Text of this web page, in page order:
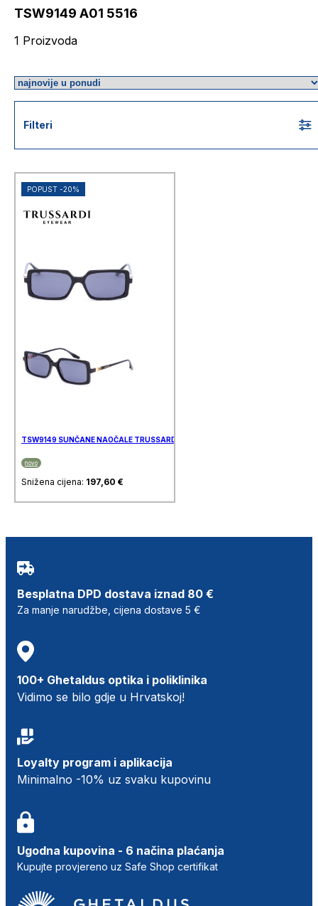
TSW9149 A01 5516
1 Proizvoda
Filteri
POPUST -20%
TSW9149 SUNČANE NAOČALE TRUSSARDI
novo
Snižena cijena: 197,60 €
Besplatna DPD dostava iznad 80 €
Za manje narudžbe, cijena dostave 5 €
100+ Ghetaldus optika i poliklinika
Vidimo se bilo gdje u Hrvatskoj!
Loyalty program i aplikacija
Minimalno -10% uz svaku kupovinu
Ugodna kupovina - 6 načina plaćanja
Kupujte provjereno uz Safe Shop certifikat